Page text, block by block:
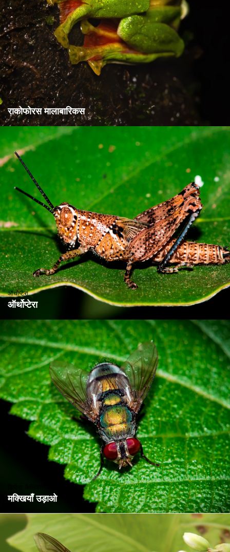
मालाबार ग्लाइडिंग मेंढक
राकोफोरस मालाबारिकस
ऑर्थोप्टेरा
ऑर्थोप्टेरा
मक्खियाँ उड़ाओ